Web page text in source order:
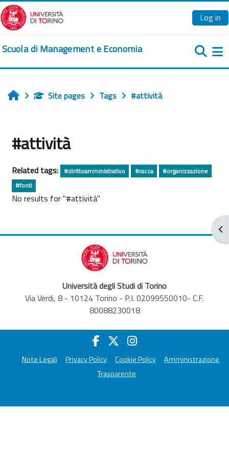
Skip to main content
Log in
Scuola di Management e Economia
HomeSite pages Tags #attività
#attività
Related tags: #dirittoamministrativo #racca
#organizzazione
#fonti
No results for "#attività"
Università degli Studi di Torino
Via Verdi, 8 - 10124 Torino - P.I. 02099550010- C.F.
80088230018
Note Legali Privacy Policy Cookie Policy
Amministrazione
Trasparente